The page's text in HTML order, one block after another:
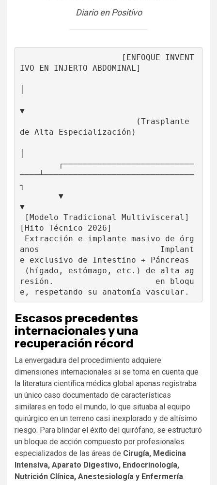
Diario en Positivo
IVO EN INJERTO ABDOMINAL]
▼
de Alta Especialización)
────┴───────────────────────────────
┐
▼
[Hito Técnico 2026]
anos                         Implant
e exclusivo de Intestino + Páncreas
resión.                     en bloqu
Escasos precedentes
internacionales y una
recuperación récord
La envergadura del procedimiento adquiere
dimensiones internacionales si se toma en cuenta que
la literatura científica médica global apenas registraba
un único caso documentado de características
similares en todo el mundo, lo que situaba al equipo
quirúrgico en un terreno casi inexplorado y de altísimo
riesgo. Para blindar el éxito del quirófano, se estructuró
un bloque de acción compuesto por profesionales
especializados de las áreas de Cirugía, Medicina
Intensiva, Aparato Digestivo, Endocrinología,
Nutrición Clínica, Anestesiología y Enfermería.